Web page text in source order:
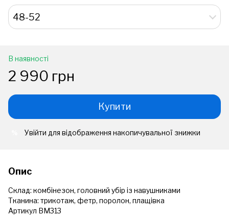
48-52
В наявності
2 990 грн
Купити
Увійти для відображення накопичувальної знижки
Опис
Склад: комбінезон, головний убір із навушниками
Тканина: трикотаж, фетр, поролон, плащівка
Артикул ВМ313